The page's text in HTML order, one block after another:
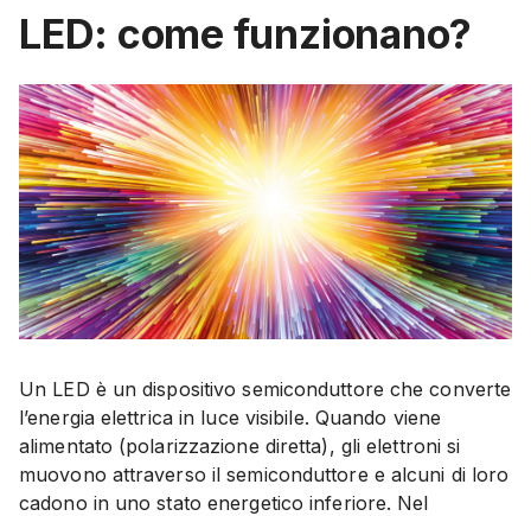
LED: come funzionano?
Un LED è un dispositivo semiconduttore che converte
l’energia elettrica in luce visibile. Quando viene
alimentato (polarizzazione diretta), gli elettroni si
muovono attraverso il semiconduttore e alcuni di loro
cadono in uno stato energetico inferiore. Nel